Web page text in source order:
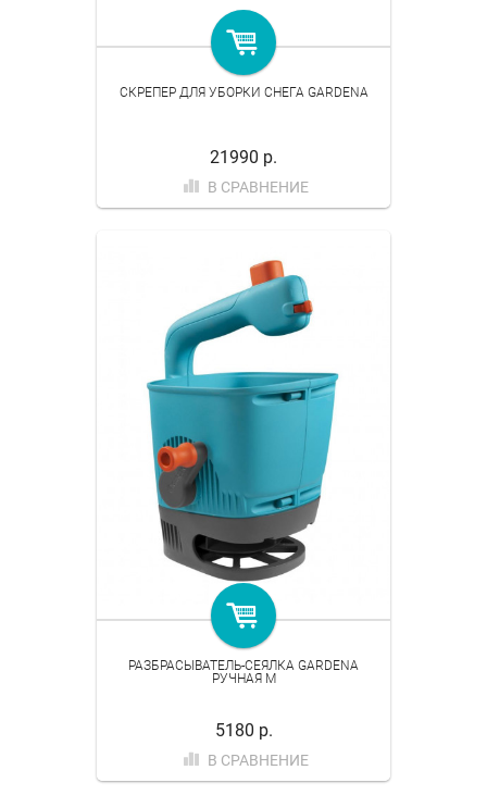
СКРЕПЕР ДЛЯ УБОРКИ СНЕГА GARDENA
21990 р.
В СРАВНЕНИЕ
РАЗБРАСЫВАТЕЛЬ-СЕЯЛКА GARDENA
РУЧНАЯ M
5180 р.
В СРАВНЕНИЕ